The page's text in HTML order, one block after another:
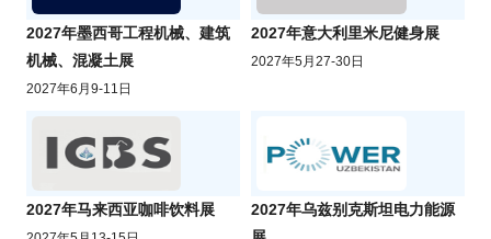
2027年墨西哥工程机械、建筑
机械、混凝土展
2027年6月9-11日
2027年意大利里米尼健身展
2027年5月27-30日
2027年马来西亚咖啡饮料展
2027年乌兹别克斯坦电力能源